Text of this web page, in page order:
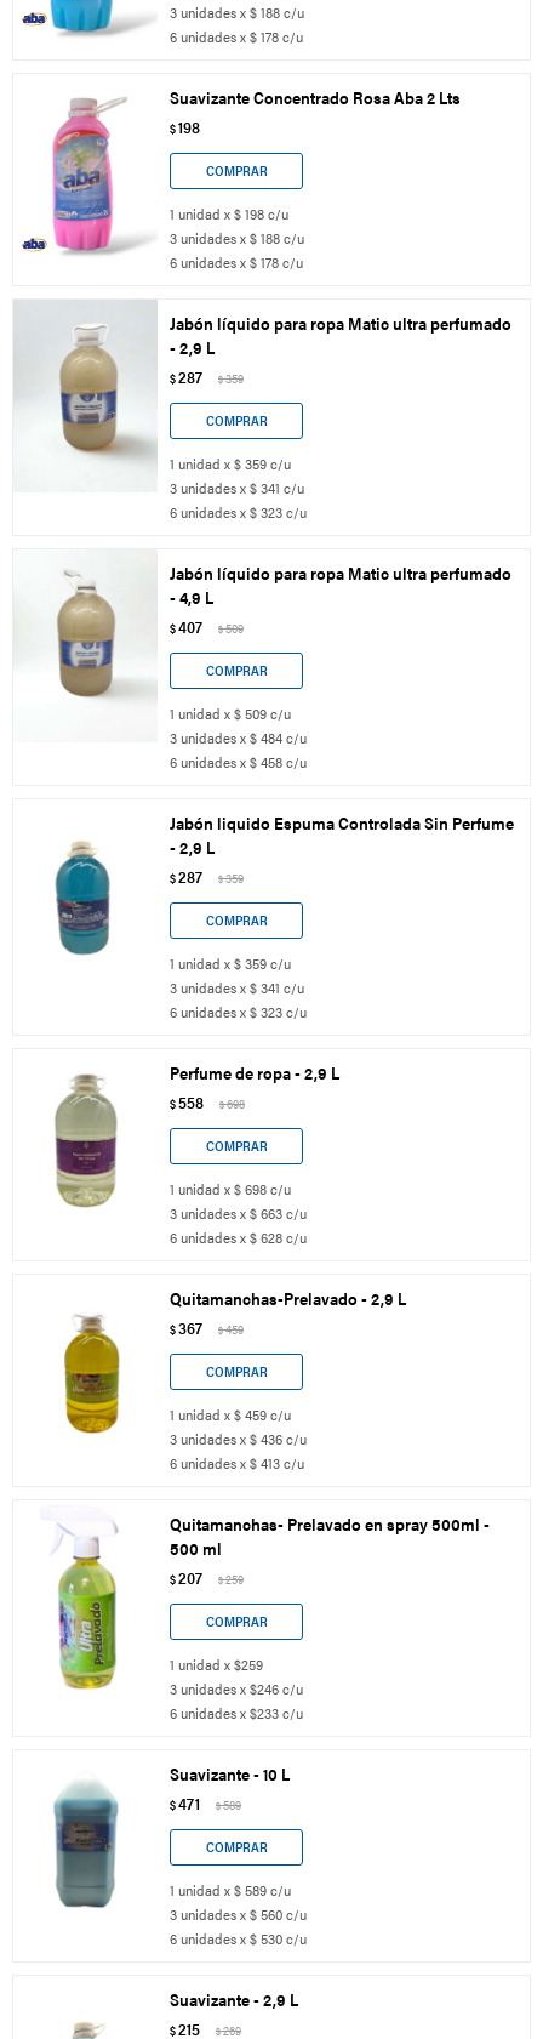
3 unidades x $ 188 c/u
6 unidades x $ 178 c/u
Suavizante Concentrado Rosa Aba 2 Lts
$198
1 unidad x $ 198 c/u
3 unidades x $ 188 c/u
6 unidades x $ 178 c/u
Jabón líquido para ropa Matic ultra perfumado
- 2,9 L
$287 $359
1 unidad x $ 359 c/u
3 unidades x $ 341 c/u
6 unidades x $ 323 c/u
Jabón líquido para ropa Matic ultra perfumado
- 4,9 L
$407 $509
1 unidad x $ 509 c/u
3 unidades x $ 484 c/u
6 unidades x $ 458 c/u
Jabón liquido Espuma Controlada Sin Perfume
- 2,9 L
$287 $359
1 unidad x $ 359 c/u
3 unidades x $ 341 c/u
6 unidades x $ 323 c/u
Perfume de ropa - 2,9 L
$558 $698
1 unidad x $ 698 c/u
3 unidades x $ 663 c/u
6 unidades x $ 628 c/u
Quitamanchas-Prelavado - 2,9 L
$367 $459
1 unidad x $ 459 c/u
3 unidades x $ 436 c/u
6 unidades x $ 413 c/u
Quitamanchas- Prelavado en spray 500ml -
500 ml
$207 $259
1 unidad x $259
3 unidades x $246 c/u
6 unidades x $233 c/u
Suavizante - 10 L
$471 $589
1 unidad x $ 589 c/u
3 unidades x $ 560 c/u
6 unidades x $ 530 c/u
Suavizante - 2,9 L
$215 $269